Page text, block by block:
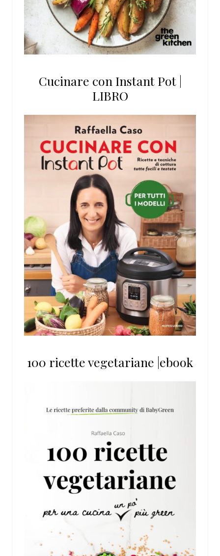
Cucinare con Instant Pot |
LIBRO
100 ricette vegetariane |ebook